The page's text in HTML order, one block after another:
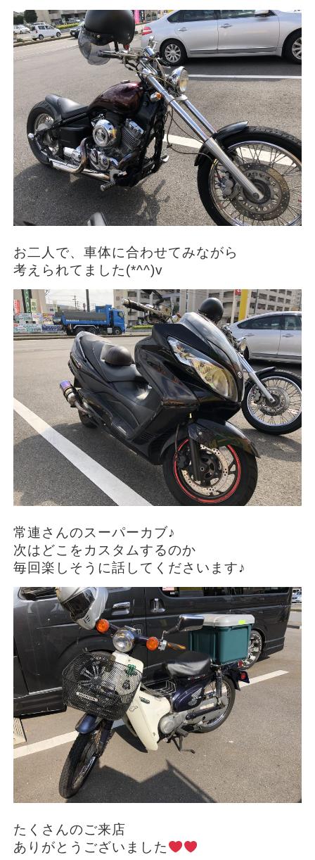
お二人で、車体に合わせてみながら
考えられてました(*^^)v
常連さんのスーパーカブ♪
次はどこをカスタムするのか
毎回楽しそうに話してくださいます♪
たくさんのご来店
ありがとうございました